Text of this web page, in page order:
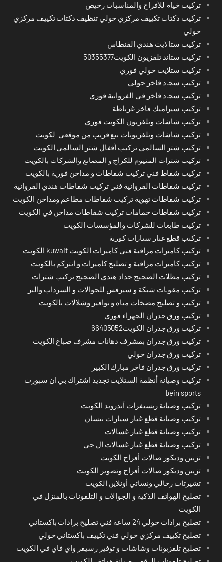
تركيب خيام للأفراح والمناسبات رخيص
تركيب دكتات تكييف مركزي حولي تنظيف دكتات تكييف مركزي
حولي
تركيب ستالايت هندي الفنطاس
تركيب ستاند تلفزيون الكويت50355377
تركيب ستلايت حولي فوري
تركيب سجاد فاخر حولي
تركيب سجاد فاخر في الفروانية فوري
تركيب سيراميك فاخر غرناطة
تركيب شاشات وتلفزيون الكويت فوري
تركيب شاشات وتلفزيونات بيع قريب من موقعي الكويت
تركيب شتر السالمي تركيب أقفال شتر السالمي الكويت
تركيب شترات المنيوم للكراج و المصانع والشركات بالكويت
تركيب شفاط فني تركيب شفاطات و مداخن فورية بالكويت
تركيب شفاطات الفروانية فني تركيب شفاطات هندي الفروانية
تركيب شفاطات تهوية تركيب شفاطات مطاعم ومداخن الكويت
تركيب شفاطات حمامات تركيب شفاطات مداخن في الكويت
تركيب طابعات للشركات والمؤسسات الكويت
تركيب قطع غيار سيارات كورية
تركيب كاميرات مراقبة فني كاميرات الكويت kuwait الكويت
تركيب كاميرات مراقبة و تصليح كاميرات و انتركم بالكويت
تركيب مظلات الضجيج حداد هندي الضجيج تركيب شترات
تركيب مقويات شبكة و سيرفس للجوالات و السرداب والبر
تركيب و تصليح مضخات مياه و نوافير وشلالات بالكويت
تركيب ورق جدران الجهراء فوري
تركيب ورق جدران الكويت66405052
تركيب ورق جدران بمشرف دهانات مشرف صباغ الكويت
تركيب ورق جدران حولي
تركيب ورق جدران فاخر مبارك الكبير
تركيب وصيانة أنظمة الستلايت تجديد اشتراك بي ان سبورت
bein sports
تركيب وصيانة ريسيفرات آندرويد الكويت
تركيب وصيانة قطع غيار سيارات نيسان
تركيب وصيانة قطع غيار غسالات
تركيب وصيانة قطع غيار غسالات ال جي
تزيين وديكور صالات أفراح الكويت
تزيين وديكور صالات أفراح وتصوير الكويت
تشيرتات رجالي ونسائي أونلاين الكويت
تصليح الهواتف الذكية و الجوالات و التلفونات بالمنزل في
الكويت
تصليح برادات حولي 24 ساعة فني تصليح برادات باكستاني
تصليح تكييف مركزي حولي فني تكييف باكستاني حولي
تصليح تلفزيونات وشاشات و توفير رسيفر واي فاي في الكويت